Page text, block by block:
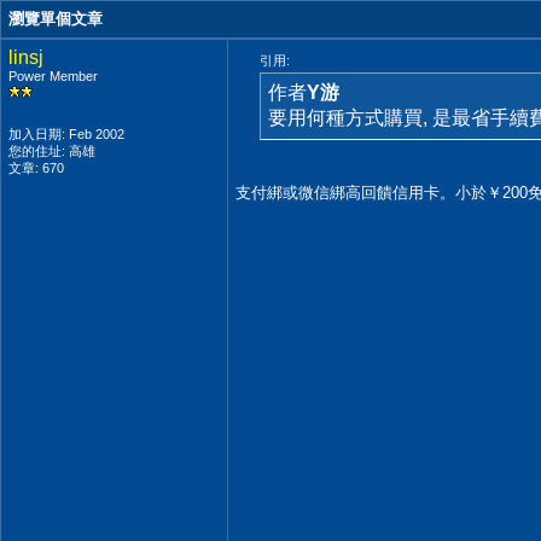
瀏覽單個文章
linsj
Power Member
加入日期: Feb 2002
您的住址: 高雄
文章: 670
引用:
作者Y游
要用何種方式購買, 是最省手續
支付綁或微信綁高回饋信用卡。小於￥200免